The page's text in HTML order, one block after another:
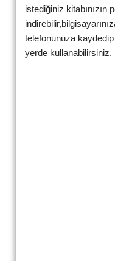
istediğiniz kitabınızın
telefonunuza
yerde kullanabilirsiniz.